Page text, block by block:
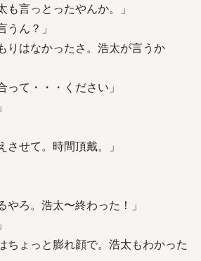
言っとったやんか。」
ん？」
りはなかったさ。浩太が言うか
て・・・ください」
せて。時間頂戴。」
ろ。浩太〜終わった！」
ちょっと膨れ顔で。浩太もわかった